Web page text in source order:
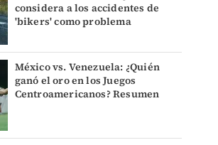
considera a los accidentes de
'bikers' como problema
México vs. Venezuela: ¿Quién
ganó el oro en los Juegos
Centroamericanos? Resumen